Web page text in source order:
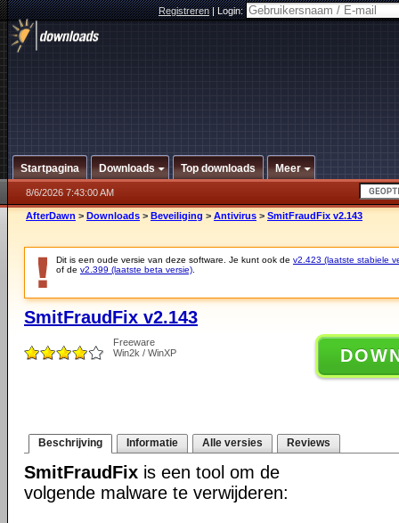
Registreren|Login:
Startpagina Downloads Top downloads Meer
8/6/2026 7:43:00 AM
AfterDawn > Downloads > Beveiliging > Antivirus > SmitFraudFix v2.143
Dit is een oude versie van deze software. Je kunt ook de v2.423 (laatste stabiele
of de v2.399 (laatste beta versie)
SmitFraudFix v2.143
Freeware
Win2k / WinXP
Beschrijving Informatie Alle versies Reviews
SmitFraudFix is een tool om de
volgende malware te verwijderen: